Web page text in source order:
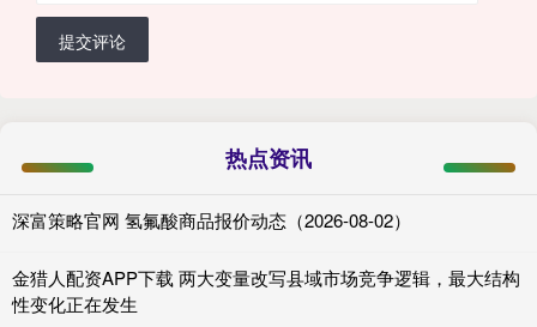
提交评论
热点资讯
深富策略官网 氢氟酸商品报价动态（2026-08-02）
金猎人配资APP下载 两大变量改写县域市场竞争逻辑，最大结构
性变化正在发生